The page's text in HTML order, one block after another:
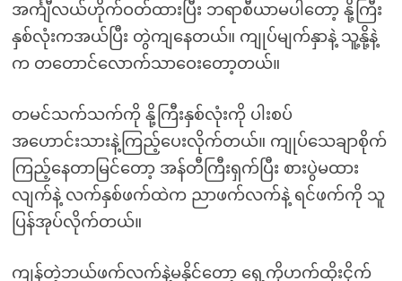
အင်္ကျီလယ်ဟိုက်ဝတ်ထားပြီး ဘရာစီယာမပါတော့ နို့ကြီး
နှစ်လုံးကအယ်ပြီး တွဲကျနေတယ်။ ကျုပ်မျက်နှာနဲ့ သူ့နို့နဲ့
က တတောင်လောက်သာဝေးတော့တယ်။
တမင်သက်သက်ကို နို့ကြီးနှစ်လုံးကို ပါးစပ်
အဟောင်းသားနဲ့ကြည့်ပေးလိုက်တယ်။ ကျုပ်သေချာစိုက်
ကြည့်နေတာမြင်တော့ အန်တီကြီးရှက်ပြီး စားပွဲမထား
လျက်နဲ့ လက်နှစ်ဖက်ထဲက ညာဖက်လက်နဲ့ ရင်ဖက်ကို သူ
ပြန်အုပ်လိုက်တယ်။
ကျန်တဲ့ဘယ်ဖက်လက်နဲ့မနိုင်တော့ ရှေ့ကိုဟက်ထိုးငိုက်